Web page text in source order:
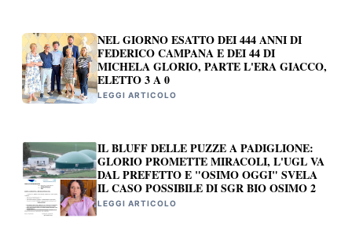
NEL GIORNO ESATTO DEI 444 ANNI DI
FEDERICO CAMPANA E DEI 44 DI
MICHELA GLORIO, PARTE L'ERA GIACCO,
ELETTO 3 A 0
LEGGI ARTICOLO
IL BLUFF DELLE PUZZE A PADIGLIONE:
GLORIO PROMETTE MIRACOLI, L'UGL VA
DAL PREFETTO E "OSIMO OGGI" SVELA
IL CASO POSSIBILE DI SGR BIO OSIMO 2
LEGGI ARTICOLO